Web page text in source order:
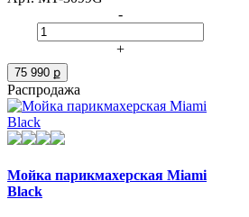
-
+
75 990 ք
Распродажа
Мойка парикмахерская Miami
Black